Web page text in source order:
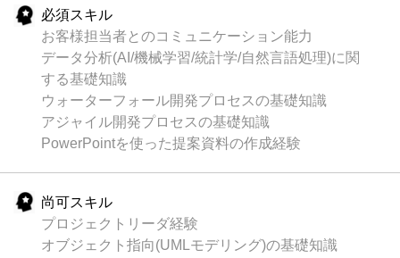
必須スキル
お客様担当者とのコミュニケーション能力
データ分析(AI/機械学習/統計学/自然言語処理)に関
する基礎知識
ウォーターフォール開発プロセスの基礎知識
アジャイル開発プロセスの基礎知識
PowerPointを使った提案資料の作成経験
尚可スキル
プロジェクトリーダ経験
オブジェクト指向(UMLモデリング)の基礎知識